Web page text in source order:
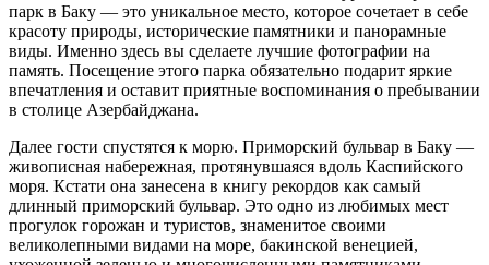
парк в Баку — это уникальное место, которое сочетает в себе
красоту природы, исторические памятники и панорамные
виды. Именно здесь вы сделаете лучшие фотографии на
память. Посещение этого парка обязательно подарит яркие
впечатления и оставит приятные воспоминания о пребывании
в столице Азербайджана.
Далее гости спустятся к морю. Приморский бульвар в Баку —
живописная набережная, протянувшаяся вдоль Каспийского
моря. Кстати она занесена в книгу рекордов как самый
длинный приморский бульвар. Это одно из любимых мест
прогулок горожан и туристов, знаменитое своими
великолепными видами на море, бакинской венецией,